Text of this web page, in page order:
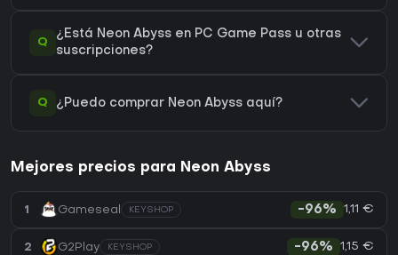
Q
¿Está Neon Abyss en PC Game Pass u otras
suscripciones?
Q ¿Puedo comprar Neon Abyss aquí?
Mejores precios para Neon Abyss
1 Gameseal KEYSHOP -96% 1,11 €
2 G2Play KEYSHOP -96% 1,15 €